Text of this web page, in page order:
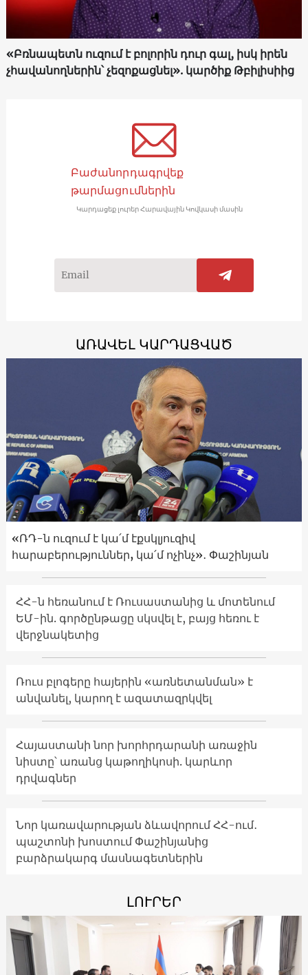
«Բռնապետն ուզում է բոլորին դուր գալ, իսկ իրեն
չհավանողներին՝ չեզոքացնել». կարծիք Թբիլիսիից
Բաժանորդագրվեք
թարմացումներին
Կարդացեք լուրեր Հարավային Կովկասի մասին
ԱՌԱՎԵԼ ԿԱՐԴԱՑՎԱԾ
«ՌԴ-ն ուզում է կա՛մ էքսկլյուզիվ
հարաբերություններ, կա՛մ ոչինչ»․ Փաշինյան
ՀՀ-ն հեռանում է Ռուսաստանից և մոտենում
ԵՄ-ին. գործընթացը սկսվել է, բայց հեռու է
վերջնակետից
Ռուս բլոգերը հայերին «առնետանման» է
անվանել, կարող է ազատազրկվել
Հայաստանի նոր խորհրդարանի առաջին
նիստը՝ առանց կաթողիկոսի. կարևոր
դրվագներ
Նոր կառավարության ձևավորում ՀՀ-ում․
պաշտոնի խոստում Փաշինյանից
բարձրակարգ մասնագետներին
ԼՈՒՐԵՐ